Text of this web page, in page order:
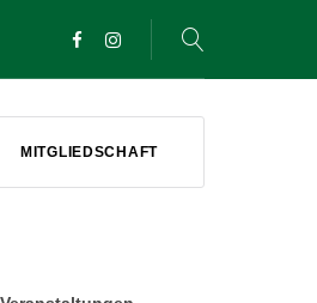
Facebook
Instagram
MITGLIEDSCHAFT